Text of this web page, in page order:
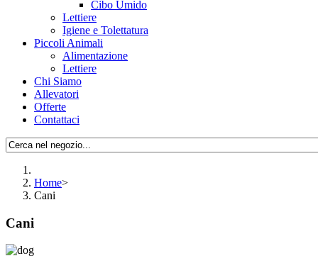
Cibo Umido
Lettiere
Igiene e Tolettatura
Piccoli Animali
Alimentazione
Lettiere
Chi Siamo
Allevatori
Offerte
Contattaci
Home>
Cani
Cani